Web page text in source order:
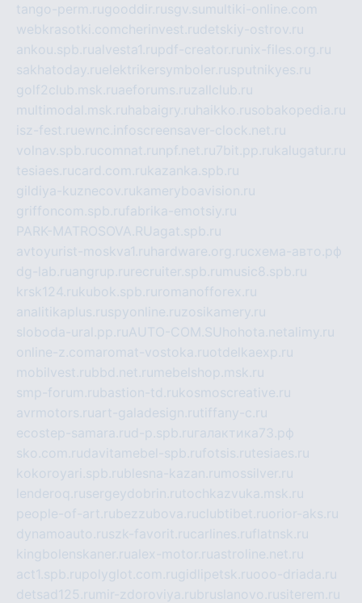
tango-perm.rugooddir.rusgv.su multiki-online.com
webkrasotki.comcherinvest.rudetskiy-ostrov.ru
ankou.spb.rualvesta1.rupdf-creator.ru nix-files.org.ru
sakhatoday.ruelektrikersymboler.rusputnikyes.ru
golf2club.msk.ruaeforums.ruzallclub.ru
multimodal.msk.ru habaigry.ru haikko.rusobakopedia.ru
isz-fest.ruewnc.infoscreensaver-clock.net.ru
volnav.spb.rucomnat.ru npf.net.ru7bit.pp.rukalugatur.ru
tesiaes.rucard.com.rukazanka.spb.ru
gildiya-kuznecov.rukameryboavision.ru
griffoncom.spb.rufabrika-emotsiy.ru
PARK-MATROSOVA.RUagat.spb.ru
avtoyurist-moskva1.ru hardware.org.ruсхема-авто.рф
dg-lab.ruangrup.ru recruiter.spb.ru music8.spb.ru
krsk124.rukubok.spb.ru romanofforex.ru
analitikaplus.ruspyonline.ruzosikamery.ru
sloboda-ural.pp.ruAUTO-COM.SU hohota.netalimy.ru
online-z.comaromat-vostoka.ruotdelkaexp.ru
mobilvest.rubbd.net.ru mebelshop.msk.ru
smp-forum.rubastion-td.rukosmoscreative.ru
avrmotors.ruart-galadesign.rutiffany-c.ru
ecostep-samara.rud-p.spb.ru галактика73.рф
sko.com.rudavitamebel-spb.rufotsis.rutesiaes.ru
kokoroyari.spb.rublesna-kazan.ru mossilver.ru
lenderoq.rusergeydobrin.rutochkazvuka.msk.ru
people-of-art.rubezzubova.ruclubtibet.ruorior-aks.ru
dynamoauto.ruszk-favorit.rucarlines.ruflatnsk.ru
kingbolenskaner.rualex-motor.ruastroline.net.ru
act1.spb.rupolyglot.com.rugidlipetsk.ruooo-driada.ru
detsad125.ru mir-zdoroviya.rubruslanovo.rusiterem.ru